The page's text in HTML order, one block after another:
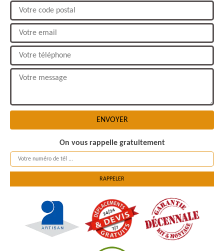
On vous rappelle gratuitement